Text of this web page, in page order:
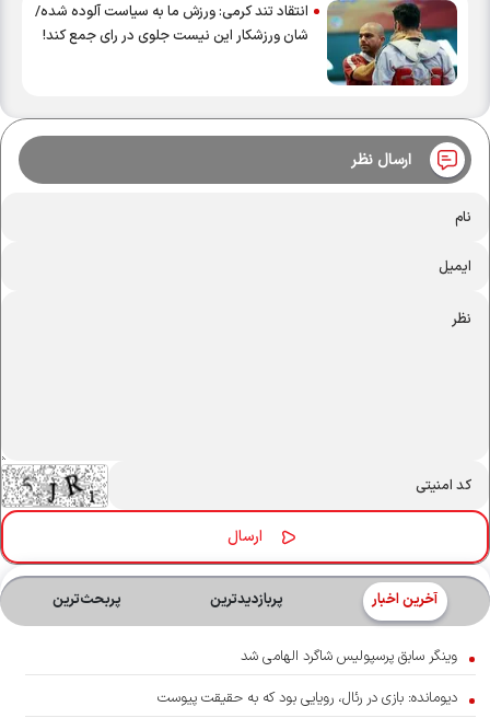
انتقاد تند کرمی: ورزش ما به سیاست آلوده شده/
شان ورزشکار این نیست جلوی در رای جمع کند!
ارسال نظر
آخرین اخبار پربازدیدترین پربحث‌ترین‌
وینگر سابق پرسپولیس شاگرد الهامی شد
دیومانده: بازی در رئال، رویایی بود که به حقیقت پیوست